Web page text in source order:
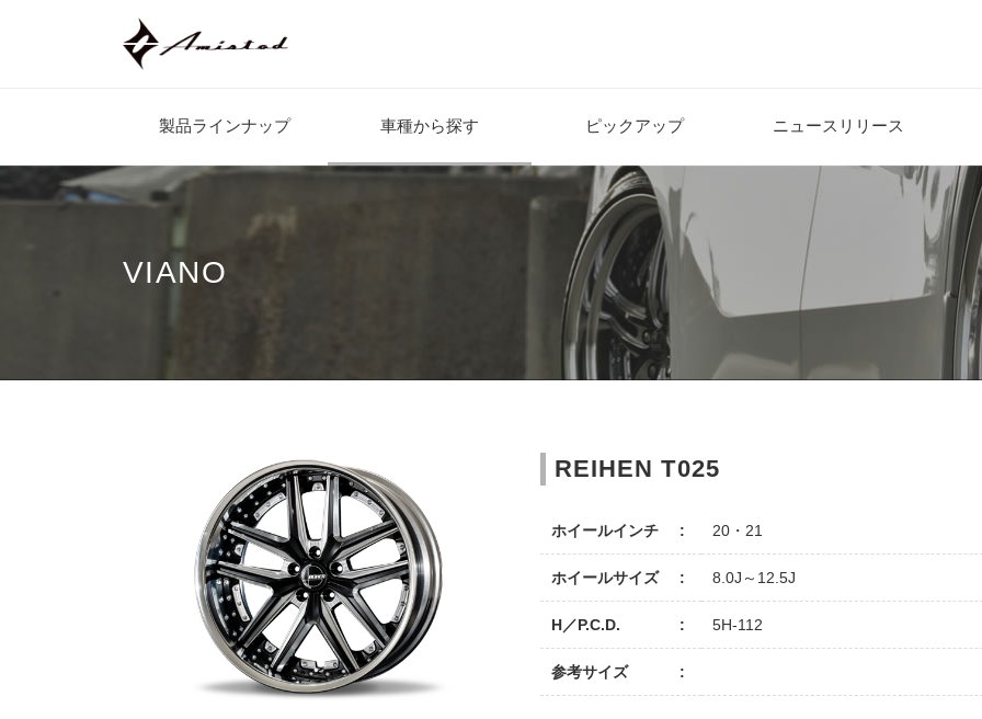
製品ラインナップ 車種から探す ピックアップ ニュースリリース
VIANO
REIHEN T025
ホイールインチ 20・21
ホイールサイズ 8.0J～12.5J
H／P.C.D. 5H-112
参考サイズ